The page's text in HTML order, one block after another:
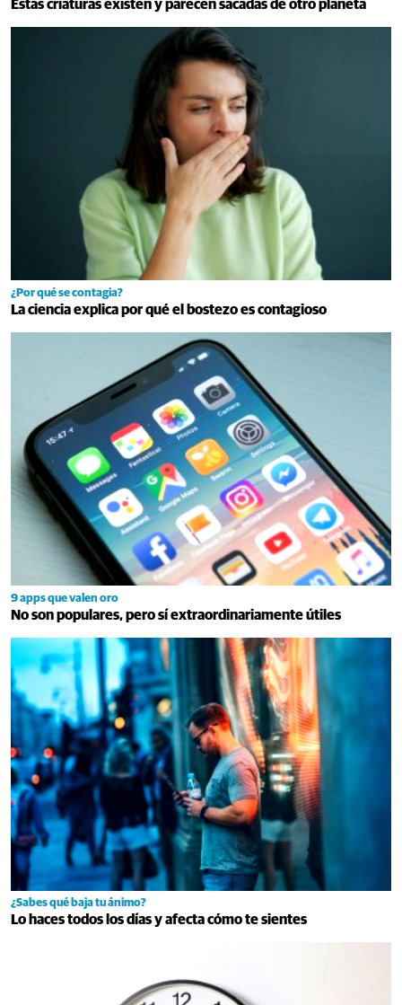
Estas criaturas existen y parecen sacadas de otro planeta
¿Por qué se contagia?
La ciencia explica por qué el bostezo es contagioso
9 apps que valen oro
No son populares, pero sí extraordinariamente útiles
¿Sabes qué baja tu ánimo?
Lo haces todos los días y afecta cómo te sientes